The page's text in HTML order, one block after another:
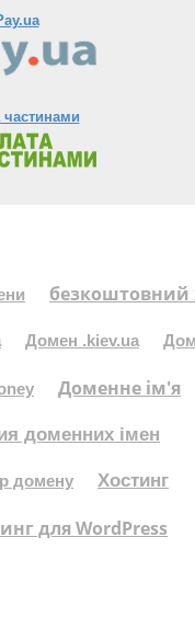
частинами
безкоштовний
Домен .kiev.ua
Доменне ім'я
доменних імен
домену Хостинг
для WordPress